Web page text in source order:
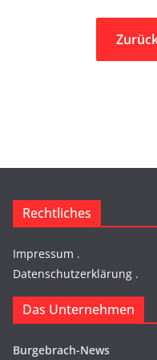
Rechtliches
Impressum .
Datenschutzerklärung .
Das Unternehmen
Burgebrach-News